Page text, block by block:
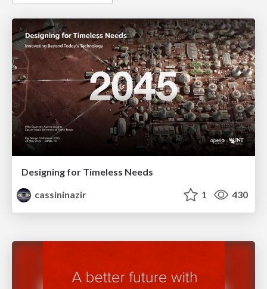
Designing for Timeless Needs
cassininazir
1 430